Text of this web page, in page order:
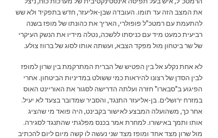
את המצב הזה עד תומו. העובדה שבן-אליעזר, חדש בתפקיד ולא שש
להתעמת עם רמטכ"ל פופולרי, האריך את כהונתו של מופז בשנה
רביעית כמעט מיד עם כניסתו ללשכה, נטלה מידיו את הנשק העיקרי
של שר ביטחון מול מפקד הצבא, ועשתה אותו לסוג של ברווז צולע.
לא אחת נקלע אל בין הפטיש של הברית המתרקמת בין שרון למופז
לבין הסדן של רצונו להיראות כמי ששולט במדיניות הביטחון. אחרי
הפיגוע ב"סבארו" חזרה ועלתה הדרישה לסגור את האוריינט האוס
במזרח ירושלים. בן-אליעזר התנגד, והסביר שמדובר בצעד לא יעיל.
אחר כך, משהועלה המבצע לאישור בקבינט, היה פואד מי שהציג
אותו ותמך באישורו. למחרת אמר בכנס מפלגתי שהתנגד לסגירה.
מול שרון מצד אחד ומופז מצד שני נעשה לו קשה מיום ליום להכתיב